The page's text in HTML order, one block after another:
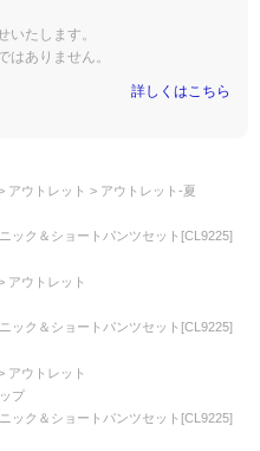
いたします。
はありません。
詳しくはこちら
アウトレット
アウトレット-夏
ック＆ショートパンツセット[CL9225]
アウトレット
ック＆ショートパンツセット[CL9225]
アウトレット
プ
ック＆ショートパンツセット[CL9225]